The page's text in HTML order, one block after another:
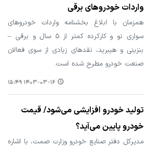
واردات خودروهای برقی
همزمان با ابلاغ بخشنامه واردات خودروهای
سواری نو و کارکرده کمتر از ۵ سال و برقی –
بنزینی و هیبرید، نقدهای زیادی از سوی فعالان
صنعت خودرو مطرح شده است.
۱۴۰۳-۰۳-۱۶ ۱۵:۴۹
تولید خودرو افزایشی می‌شود/ قیمت
خودرو پایین می‌آید؟
مدیرکل دفتر صنایع خودرو وزارت صمت، با اشاره